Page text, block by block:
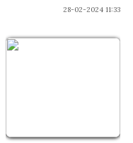
28-02-2024 11:33